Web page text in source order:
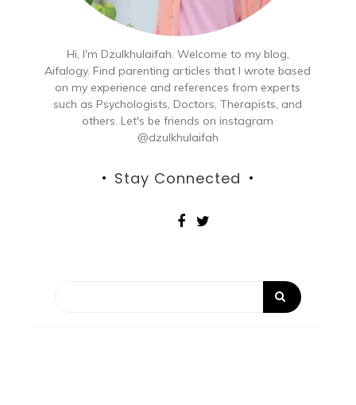
Hi, I'm Dzulkhulaifah. Welcome to my blog,
Aifalogy. Find parenting articles that I wrote based
on my experience and references from experts
such as Psychologists, Doctors, Therapists, and
others. Let's be friends on instagram
@dzulkhulaifah
Stay Connected